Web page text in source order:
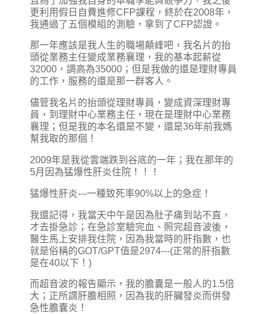
更利用假日自費進修CFP課程，終於在2008年，
我通過了五個模組的測驗，拿到了CFP認證。
那一年應該是我人生的職場顛峰吧，我名片的抬
頭從業務主任變成業務襄理，我的基本起薪從
32000，調高為35000；但是我做的還是理財專員
的工作，服務的還是那一群客人。
儘管我名片的抬頭從理財專員，變成資深理財專
員，到理財中心業務主任，現在是理財中心業務
襄理；但是我的本名還是不變，還是36年前我媽
幫我取的那個！
2009年是我從雲端跌到谷底的一年；我在那年的
5月因為猛爆性肝炎住院！！！
猛爆性肝炎---一種致死率90%以上的急症！
我還記得，我當天中午是因為肚子痛到站不直，
才去掛急診；在急診室驗完血、照完超音波後，
醫生馬上安排我住院，因為我當時的肝指數，也
就是俗稱的GOT/GPT值是2974---(正常的肝指數
是在40以下！)
而超音波的報告顯示，我的膽囊是一般人的1.5倍
大；正所謂肝膽相照，因為我的肝臟發炎而併發
急性膽囊炎！